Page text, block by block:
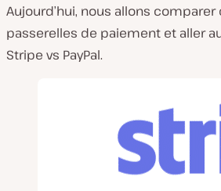
Aujourd’hui, nous allons
passerelles de paiement et aller
Stripe vs PayPal.